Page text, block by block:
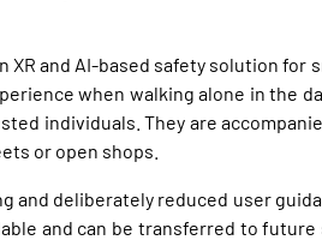
XR and AI-based safety solution
when walking alone in the
individuals. They are
or open shops.
deliberately reduced user
and can be transferred to